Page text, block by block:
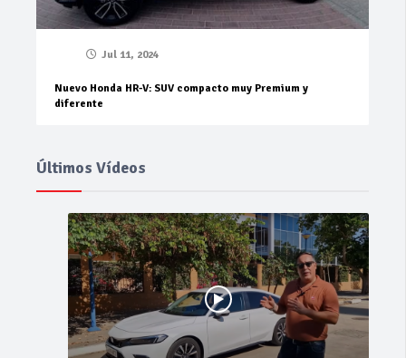
Jul 11, 2024
Nuevo Honda HR-V: SUV compacto muy Premium y
diferente
Últimos Vídeos